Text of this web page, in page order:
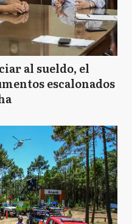
al sueldo, el
escalonados